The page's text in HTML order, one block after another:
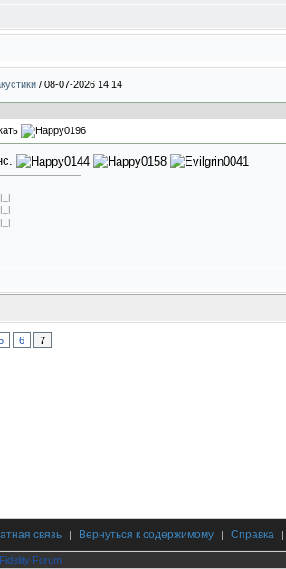
/ 08-07-2026 14:14
6 7
связь | Вернуться к содержимому | Справка |
Forum